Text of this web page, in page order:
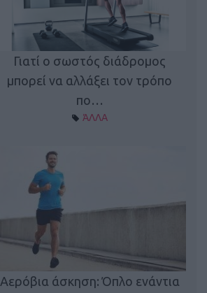
Γιατί ο σωστός διάδρομος
μπορεί να αλλάξει τον τρόπο
πο…
ΆΛΛΑ
Αερόβια άσκηση: Όπλο ενάντια